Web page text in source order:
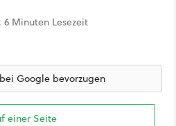
6 Minuten Lesezeit
Google bevorzugen
einer Seite